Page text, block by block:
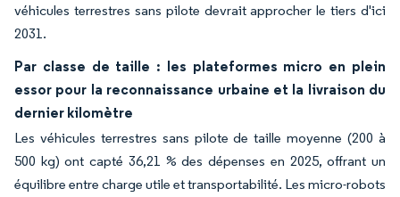
véhicules terrestres sans pilote devrait approcher le tiers d'ici
2031.
Par classe de taille : les plateformes micro en plein
essor pour la reconnaissance urbaine et la livraison du
dernier kilomètre
Les véhicules terrestres sans pilote de taille moyenne (200 à
500 kg) ont capté 36,21 % des dépenses en 2025, offrant un
équilibre entre charge utile et transportabilité. Les micro-robots